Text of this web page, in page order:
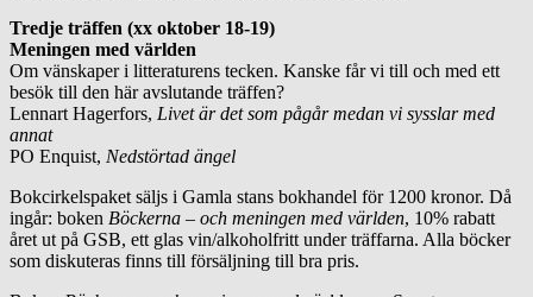
Tredje träffen (xx oktober 18-19)
Meningen med världen
Om vänskaper i litteraturens tecken. Kanske får vi till och med ett
besök till den här avslutande träffen?
Lennart Hagerfors, Livet är det som pågår medan vi sysslar med
annat
PO Enquist, Nedstörtad ängel
Bokcirkelspaket säljs i Gamla stans bokhandel för 1200 kronor. Då
ingår: boken Böckerna – och meningen med världen, 10% rabatt
året ut på GSB, ett glas vin/alkoholfritt under träffarna. Alla böcker
som diskuteras finns till försäljning till bra pris.